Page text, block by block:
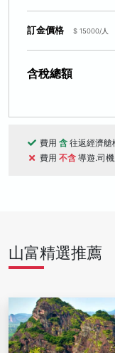
訂金價格 $ 15000/人
含稅總額
費用 含 往返經濟艙
費用 不含 導遊.司
山富精選推薦